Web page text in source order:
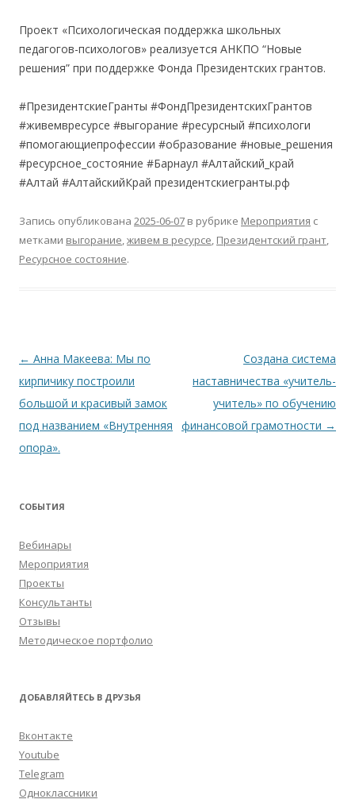
Проект «Психологическая поддержка школьных
педагогов-психологов» реализуется АНКПО “Новые
решения” при поддержке Фонда Президентских грантов.
#ПрезидентскиеГранты #ФондПрезидентскихГрантов
#живемвресурсе #выгорание #ресурсный #психологи
#помогающиепрофессии #образование #новые_решения
#ресурсное_состояние #Барнаул #Алтайский_край
#Алтай #АлтайскийКрай президентскиегранты.рф
Запись опубликована 2025-06-07 в рубрике Мероприятия с
метками выгорание живем в ресурсе Президентский грант
Ресурсное состояние.
Навигация
по
записям
← Анна Макеева: Мы по
кирпичику построили
большой и красивый замок
под названием «Внутренняя
опора».
Создана система
наставничества «учитель-
учитель» по обучению
финансовой грамотности →
СОБЫТИЯ
Вебинары
Мероприятия
Проекты
Консультанты
Отзывы
Методическое портфолио
ДОБАВЛЯЙТЕСЬ В ДРУЗЬЯ
Вконтакте
Youtube
Telegram
Одноклассники